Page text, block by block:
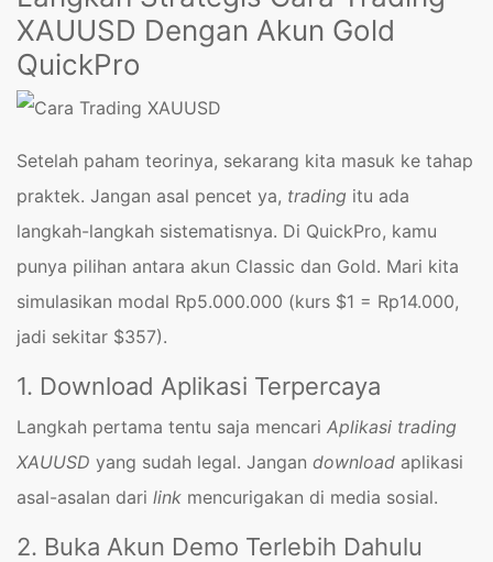
XAUUSD Dengan Akun Gold
QuickPro
Setelah paham teorinya, sekarang kita masuk ke tahap
praktek. Jangan asal pencet ya, trading itu ada
langkah-langkah sistematisnya. Di QuickPro, kamu
punya pilihan antara akun Classic dan Gold. Mari kita
simulasikan modal Rp5.000.000 (kurs $1 = Rp14.000,
jadi sekitar $357).
1. Download Aplikasi Terpercaya
Langkah pertama tentu saja mencari Aplikasi trading
XAUUSD yang sudah legal. Jangan download aplikasi
asal-asalan dari link mencurigakan di media sosial.
2. Buka Akun Demo Terlebih Dahulu